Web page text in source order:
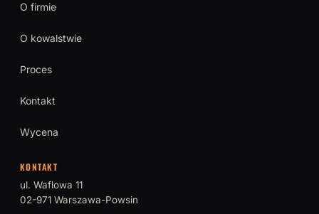
O firmie
O kowalstwie
Proces
Kontakt
Wycena
KONTAKT
ul. Waflowa 11
02-971 Warszawa-Powsin